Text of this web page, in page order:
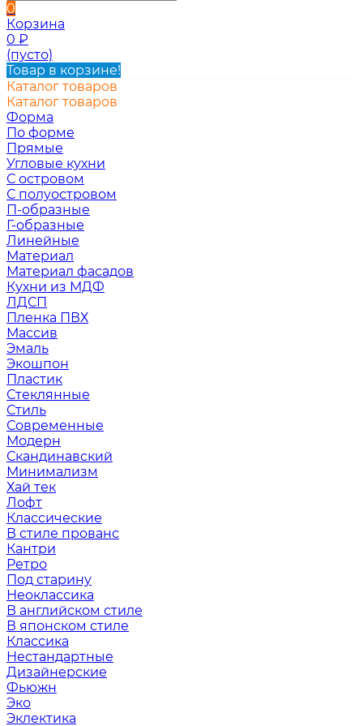
0
Корзина
0 ₽
(пусто)
Товар в корзине!
Каталог товаров
Каталог товаров
Форма
По форме
Прямые
Угловые кухни
С островом
С полуостровом
П-образные
Г-образные
Линейные
Материал
Материал фасадов
Кухни из МДФ
ЛДСП
Пленка ПВХ
Массив
Эмаль
Экошпон
Пластик
Стеклянные
Стиль
Современные
Модерн
Скандинавский
Минимализм
Хай тек
Лофт
Классические
В стиле прованс
Кантри
Ретро
Под старину
Неоклассика
В английском стиле
В японском стиле
Классика
Нестандартные
Дизайнерские
Фьюжн
Эко
Эклектика